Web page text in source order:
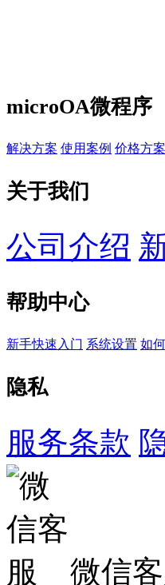
microOA微程序
解决方案 使用案例 价格方案
关于我们
公司介绍
帮助中心
新手快速入门 系统设置 如
隐私
服务条款
微信